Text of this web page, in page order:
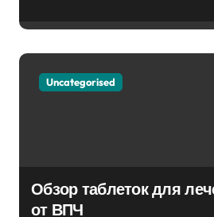
Uncategorised
Обзор таблеток для
от ВПЧ